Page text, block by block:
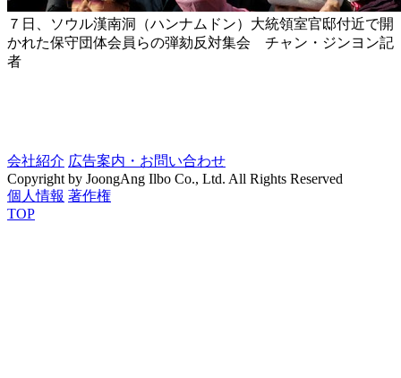
７日、ソウル漢南洞（ハンナムドン）大統領室官邸付近で開
かれた保守団体会員らの弾劾反対集会 チャン・ジンヨン記
者
会社紹介 広告案内・お問い合わせ
Copyright by JoongAng Ilbo Co., Ltd. All Rights Reserved
個人情報 著作権
TOP